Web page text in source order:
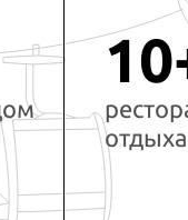
отдыха